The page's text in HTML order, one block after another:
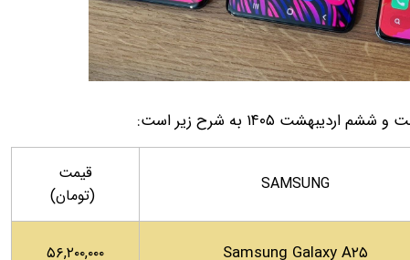
قیمت
(تومان)
SAMSUNG
۵۶,۲۰۰,۰۰۰ Samsung Galaxy A۲۵